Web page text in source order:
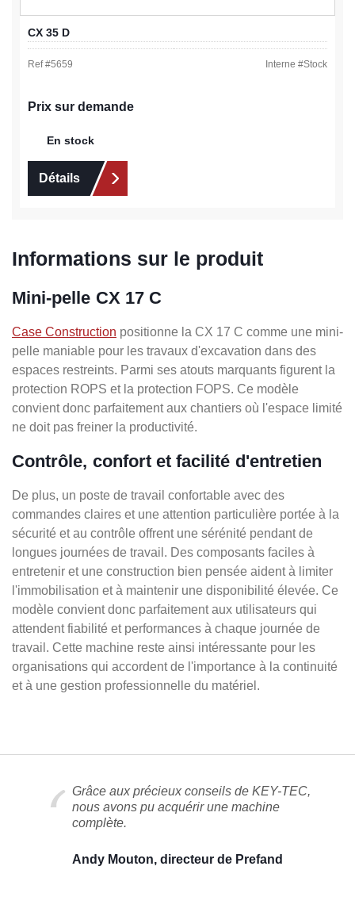
CX 35 D
Ref #5659 Interne #Stock
Prix sur demande
En stock
Détails
Informations sur le produit
Mini-pelle CX 17 C
Case Construction positionne la CX 17 C comme une mini-
pelle maniable pour les travaux d'excavation dans des
espaces restreints. Parmi ses atouts marquants figurent la
protection ROPS et la protection FOPS. Ce modèle
convient donc parfaitement aux chantiers où l'espace limité
ne doit pas freiner la productivité.
Contrôle, confort et facilité d'entretien
De plus, un poste de travail confortable avec des
commandes claires et une attention particulière portée à la
sécurité et au contrôle offrent une sérénité pendant de
longues journées de travail. Des composants faciles à
entretenir et une construction bien pensée aident à limiter
l'immobilisation et à maintenir une disponibilité élevée. Ce
modèle convient donc parfaitement aux utilisateurs qui
attendent fiabilité et performances à chaque journée de
travail. Cette machine reste ainsi intéressante pour les
organisations qui accordent de l'importance à la continuité
et à une gestion professionnelle du matériel.
Grâce aux précieux conseils de KEY-TEC,
nous avons pu acquérir une machine
complète.
Andy Mouton, directeur de Prefand